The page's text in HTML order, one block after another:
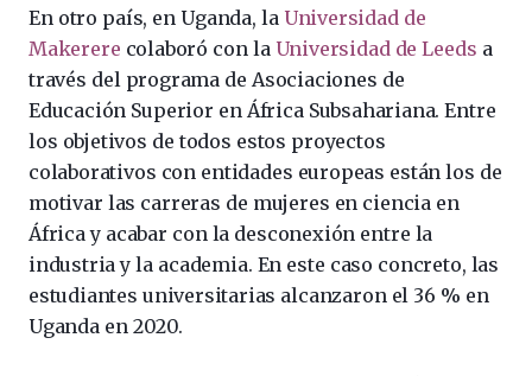
En otro país, en Uganda, la Universidad de
Makerere colaboró con la Universidad de Leeds a
través del programa de Asociaciones de
Educación Superior en África Subsahariana. Entre
los objetivos de todos estos proyectos
colaborativos con entidades europeas están los de
motivar las carreras de mujeres en ciencia en
África y acabar con la desconexión entre la
industria y la academia. En este caso concreto, las
estudiantes universitarias alcanzaron el 36 % en
Uganda en 2020.